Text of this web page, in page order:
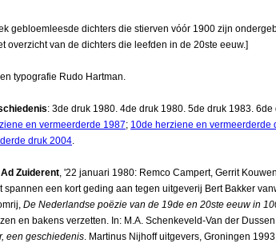
gebloemleesde dichters die stierven vóór 1900 zijn
overzicht van de dichters die leefden in de 20ste eeuw.]
typografie Rudo Hartman.
: 3de druk 1980. 4de druk 1980. 5de druk 1983.
en vermeerderde 1987; 10de herziene en vermeerderde
druk 2004.
Ad Zuiderent, '22 januari 1980: Remco Campert, Gerrit
spannen een kort geding aan tegen uitgeverij Bert Bakker
De Nederlandse poëzie van de 19de en 20ste eeuw in
en bakens verzetten. In: M.A. Schenkeveld-Van der
een geschiedenis. Martinus Nijhoff uitgevers, Groningen